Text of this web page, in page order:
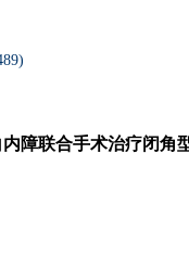
)
障联合手术治疗闭角